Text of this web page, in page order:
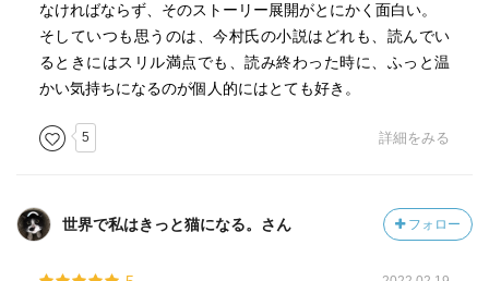
なければならず、そのストーリー展開がとにかく面白い。
そしていつも思うのは、今村氏の小説はどれも、読んでい
るときにはスリル満点でも、読み終わった時に、ふっと温
かい気持ちになるのが個人的にはとても好き。
5 詳細をみる
世界で私はきっと猫になる。さん フォロー